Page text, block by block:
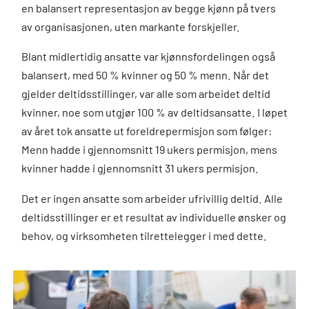
en balansert representasjon av begge kjønn på tvers
av organisasjonen, uten markante forskjeller.
Blant midlertidig ansatte var kjønnsfordelingen også
balansert, med 50 % kvinner og 50 % menn. Når det
gjelder deltidsstillinger, var alle som arbeidet deltid
kvinner, noe som utgjør 100 % av deltidsansatte. I løpet
av året tok ansatte ut foreldrepermisjon som følger:
Menn hadde i gjennomsnitt 19 ukers permisjon, mens
kvinner hadde i gjennomsnitt 31 ukers permisjon.
Det er ingen ansatte som arbeider ufrivillig deltid. Alle
deltidsstillinger er et resultat av individuelle ønsker og
behov, og virksomheten tilrettelegger i med dette.